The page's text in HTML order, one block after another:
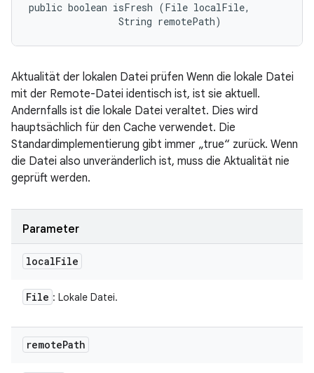
public boolean isFresh (File localFile,
                String remotePath)
Aktualität der lokalen Datei prüfen Wenn die lokale Datei
mit der Remote-Datei identisch ist, ist sie aktuell.
Andernfalls ist die lokale Datei veraltet. Dies wird
hauptsächlich für den Cache verwendet. Die
Standardimplementierung gibt immer „true“ zurück. Wenn
die Datei also unveränderlich ist, muss die Aktualität nie
geprüft werden.
Parameter
localFile
File : Lokale Datei.
remotePath